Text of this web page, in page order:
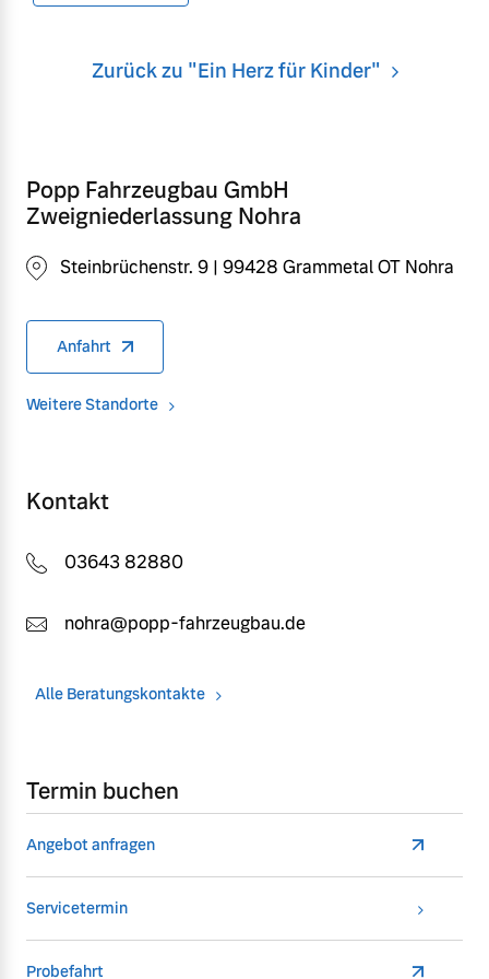
Zurück zu "Ein Herz für Kinder"
Popp Fahrzeugbau GmbH
Zweigniederlassung Nohra
Steinbrüchenstr. 9 | 99428 Grammetal OT Nohra
Anfahrt
Weitere Standorte
Kontakt
03643 82880
nohra@popp-fahrzeugbau.de
Alle Beratungskontakte
Termin buchen
Angebot anfragen
Servicetermin
Probefahrt